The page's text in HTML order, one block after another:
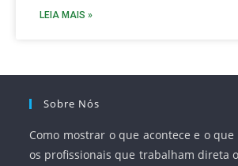
LEIA MAIS »
Sobre Nós
Como mostrar o que acontece e o
os profissionais que trabalham direta